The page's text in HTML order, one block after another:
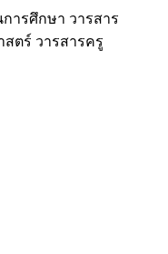
ารศึกษา วารสาร
สตร์ วารสารครู